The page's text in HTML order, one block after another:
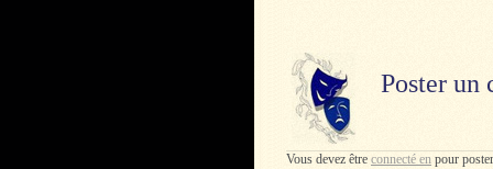
Poster un
Vous devez être connecté en pour